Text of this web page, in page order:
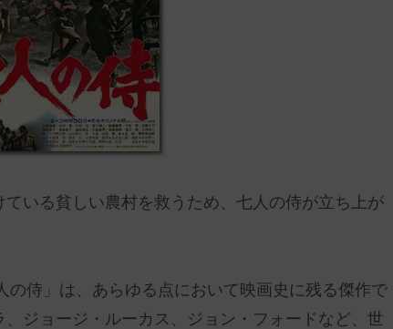
いる貧しい農村を救うため、七人の侍が立ち上が
の侍」は、あらゆる点において映画史に残る傑作で
ジョージ・ルーカス、ジョン・フォードなど、世